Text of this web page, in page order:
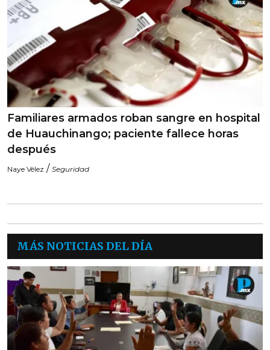
Familiares armados roban sangre en hospital
de Huauchinango; paciente fallece horas
después
Naye Vélez / Seguridad
MÁS NOTICIAS DEL DÍA